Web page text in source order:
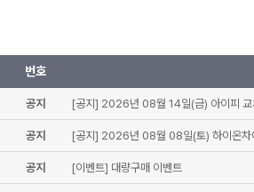
번호
공지 [공지] 2026년 08월 14일(금) 아이피
공지 [공지] 2026년 08월 08일(토) 하이온차
공지 [이벤트] 대량구매 이벤트